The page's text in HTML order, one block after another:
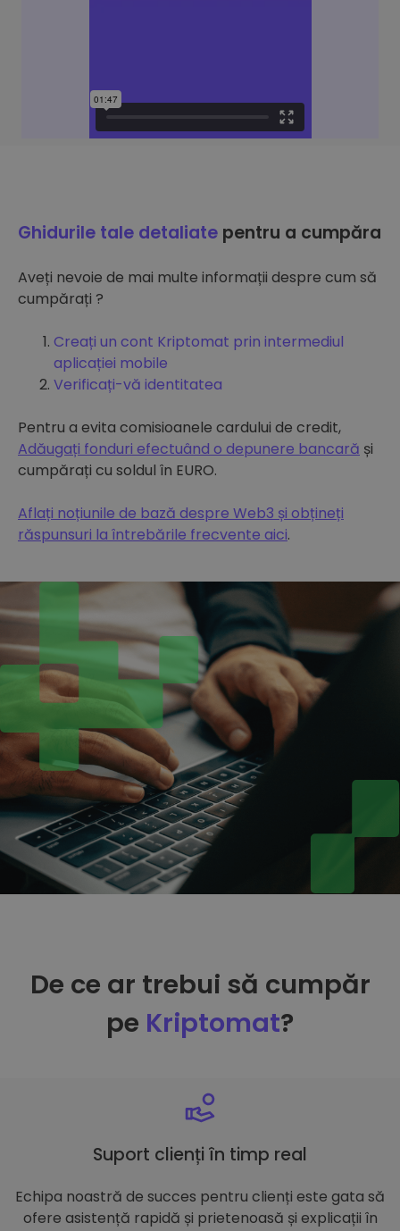
Ghidurile tale detaliate pentru a cumpăra
Aveți nevoie de mai multe informații despre cum să
cumpărați ?
Creați un cont Kriptomat prin intermediul
aplicației mobile
Verificați-vă identitatea
Pentru a evita comisioanele cardului de credit,
Adăugați fonduri efectuând o depunere bancară și
cumpărați cu soldul în EURO.
Aflați noțiunile de bază despre Web3 și obțineți
răspunsuri la întrebările frecvente aici.
De ce ar trebui să cumpăr
pe Kriptomat?
Suport clienți în timp real
Echipa noastră de succes pentru clienți este gata să
ofere asistență rapidă și prietenoasă și explicații în